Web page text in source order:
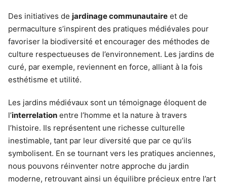
Des initiatives de jardinage communautaire et de
permaculture s’inspirent des pratiques médiévales pour
favoriser la biodiversité et encourager des méthodes de
culture respectueuses de l’environnement. Les jardins de
curé, par exemple, reviennent en force, alliant à la fois
esthétisme et utilité.
Les jardins médiévaux sont un témoignage éloquent de
l’interrelation entre l’homme et la nature à travers
l’histoire. Ils représentent une richesse culturelle
inestimable, tant par leur diversité que par ce qu’ils
symbolisent. En se tournant vers les pratiques anciennes,
nous pouvons réinventer notre approche du jardin
moderne, retrouvant ainsi un équilibre précieux entre l’art